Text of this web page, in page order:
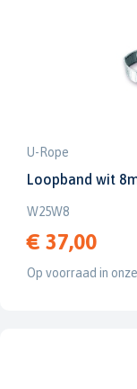
U-Rope
Loopband wit
W25W8
€ 37,00
Op voorraad in